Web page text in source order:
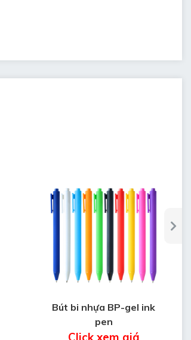
Bút bi nhựa BP-gel ink
pen
Click xem giá